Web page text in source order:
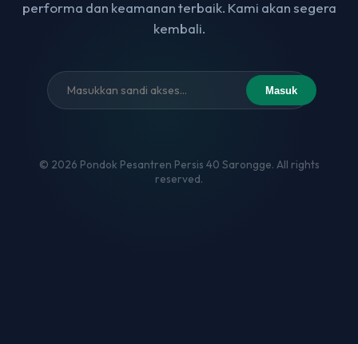
performa dan keamanan terbaik. Kami akan segera
kembali.
Masuk
© 2026 Pondok Pesantren Persis 40 Sarongge. All rights
reserved.